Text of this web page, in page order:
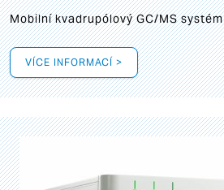
Mobilní kvadrupólový GC/MS systém
VÍCE INFORMACÍ >